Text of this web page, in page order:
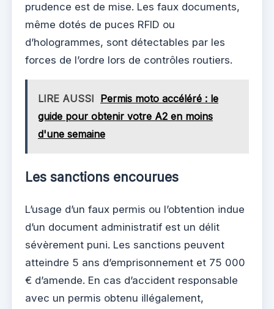
prudence est de mise. Les faux documents,
même dotés de puces RFID ou
d’hologrammes, sont détectables par les
forces de l’ordre lors de contrôles routiers.
LIRE AUSSI Permis moto accéléré : le
guide pour obtenir votre A2 en moins
d'une semaine
Les sanctions encourues
L’usage d’un faux permis ou l’obtention indue
d’un document administratif est un délit
sévèrement puni. Les sanctions peuvent
atteindre 5 ans d’emprisonnement et 75 000
€ d’amende. En cas d’accident responsable
avec un permis obtenu illégalement,